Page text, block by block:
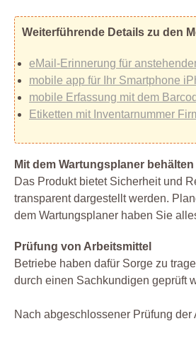
Weiterführende Details zu den
eMail-Erinnerung für
mobile app für Ihr Smartphone
mobile Erfassung mit dem
Etiketten mit Inventarnummer
Mit dem Wartungsplaner
Das Produkt bietet Sicherheit und
transparent dargestellt werden.
dem Wartungsplaner haben Sie
Prüfung von Arbeitsmittel
Betriebe haben dafür Sorge zu
durch einen Sachkundigen geprüft
Nach abgeschlossener Prüfung